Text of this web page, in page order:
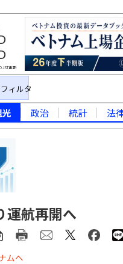
JST更新
ィルタ
政治 統計 法
運航再開へ
ムへ